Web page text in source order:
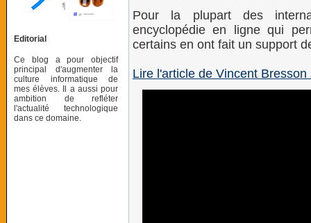
Editorial
Ce blog a pour objectif
principal d'augmenter la
culture informatique de
mes élèves. Il a aussi pour
ambition de refléter
l'actualité technologique
dans ce domaine.
Pour la plupart des
encyclopédie en ligne qui
certains en ont fait un support
Lire l'article de Vincent Bresson